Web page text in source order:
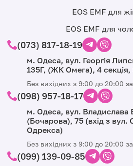
EOS EMF для
EOS EMF для
(073) 817-18-19
м. Одеса, вул. Георгія
135Г, (ЖК Омега), 4 секція,
Без вихідних з 9:00 до 20:00
(098) 957-18-17
м. Одеса, вул. Владислава
(Бочарова), 75 (вхід з вул.
Одрекса)
Без вихідних з 9:00 до 20:00
(099) 139-09-85